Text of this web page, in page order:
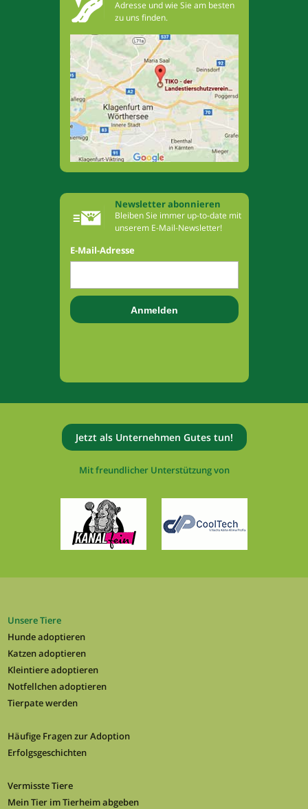
Adresse und wie Sie am besten
zu uns finden.
Newsletter abonnieren
Bleiben Sie immer up-to-date mit
unserem E-Mail-Newsletter!
E-Mail-Adresse
Jetzt als Unternehmen Gutes tun!
Mit freundlicher Unterstützung von
Unsere Tiere
Hunde adoptieren
Katzen adoptieren
Kleintiere adoptieren
Notfellchen adoptieren
Tierpate werden
Häufige Fragen zur Adoption
Erfolgsgeschichten
Vermisste Tiere
Mein Tier im Tierheim abgeben